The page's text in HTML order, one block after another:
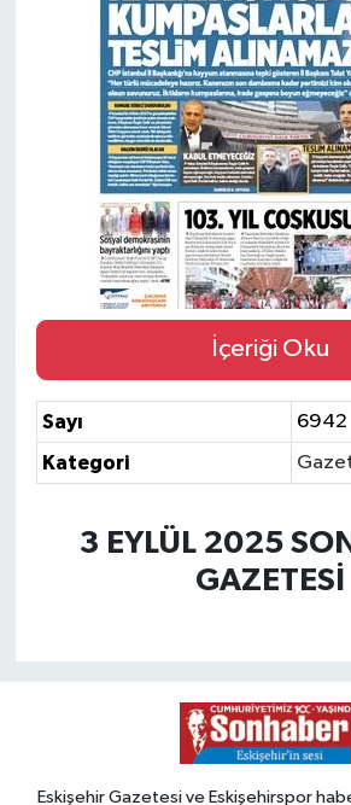
İçeriği Oku
Sayı
6942
Kategori
3 EYLÜL 2025
GAZETESİ
Eskişehir Gazetesi ve Eskişehirspor
Siyaset
Spor